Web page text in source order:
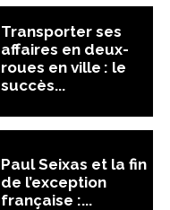
Transporter ses
affaires en deux-
roues en ville : le
succès...
Paul Seixas et la fin
de l’exception
française :...